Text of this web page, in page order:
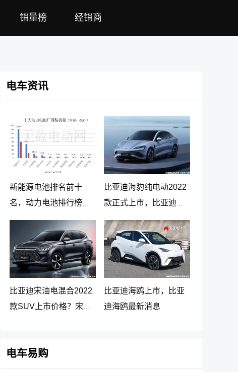
销量榜 经销商
电车资讯
新能源电池排名前十
名，动力电池排行榜前
十名
比亚迪海豹纯电动2022
款正式上市，比亚迪海
豹纯电动报价20.98万起
比亚迪宋油电混合2022
款SUV上市价格？宋
比亚迪海鸥上市，比亚
迪海鸥最新消息
电车易购